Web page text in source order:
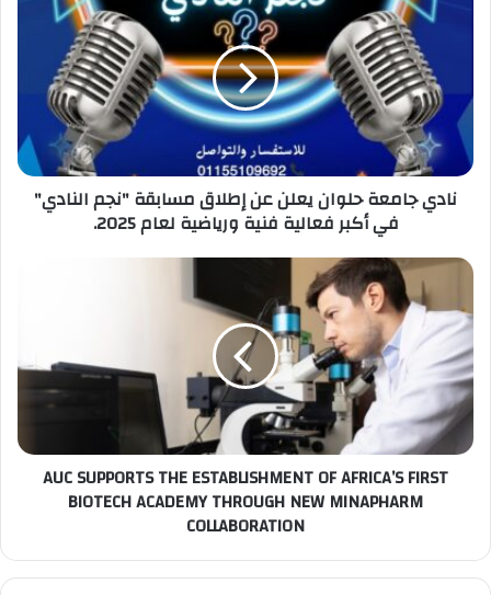
إطلاق
مسابقة
"نجم
النادي"
في
فنية
ورياضية
لعام
2025.
نادي جامعة حلوان يعلن عن إطلاق مسابقة "نجم النادي"
في أكبر فعالية فنية ورياضية لعام 2025.
AUC
SUPPORTS
THE
ESTABLISHMENT
OF
AFRICA’S
FIRST
BIOTECH
ACADEMY
THROUGH
AUC SUPPORTS THE ESTABLISHMENT OF AFRICA’S FIRST
BIOTECH ACADEMY THROUGH NEW MINAPHARM
COLLABORATION